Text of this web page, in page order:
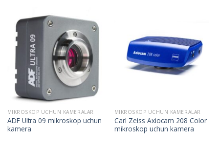
MIKROSKOP UCHUN KAMERALAR
ADF Ultra 09 mikroskop uchun
kamera
MIKROSKOP UCHUN KAMERALAR
Carl Zeiss Axiocam 208 Color
mikroskop uchun kamera